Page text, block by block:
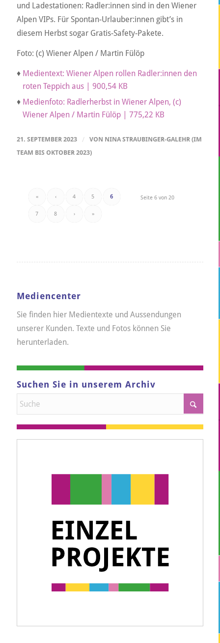
und Ladestationen: Radler:innen sind in den Wiener
Alpen VIPs. Für Spontan-Urlauber:innen gibt’s in
diesem Herbst sogar Gratis-Safety-Pakete.
Foto: (c) Wiener Alpen / Martin Fülöp
♦ Medientext: Wiener Alpen rollen Radler:innen den
roten Teppich aus | 900,54 KB
♦ Medienfoto: Radlerherbst in Wiener Alpen, (c)
Wiener Alpen / Martin Fülöp | 775,22 KB
21. SEPTEMBER 2023 / VON NINA STRAUBINGER-GALEHR (IM
TEAM BIS OKTOBER 2023)
Seite 6 von 20
« ‹ 4 5 6
7 8 › »
Mediencenter
Sie finden hier Medientexte und Aussendungen
unserer Kunden. Texte und Fotos können Sie
herunterladen.
Suchen Sie in unserem Archiv